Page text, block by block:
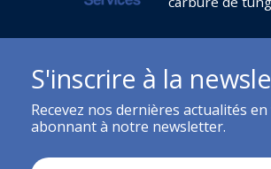
S'inscrire à la
Recevez nos dernières actualités en
abonnant à notre newsletter.